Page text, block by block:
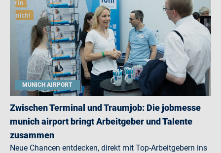
MUNICH AIRPORT
Zwischen Terminal und Traumjob: Die jobmesse
munich airport bringt Arbeitgeber und Talente
zusammen
Neue Chancen entdecken, direkt mit Top-Arbeitgebern ins